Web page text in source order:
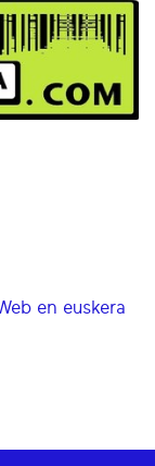
en euskera